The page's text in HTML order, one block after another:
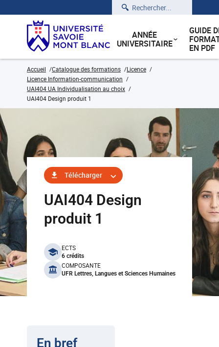
Rechercher
ANNÉE
UNIVERSITAIRE
GUIDE
EN PDF
Accueil Catalogue des formations
Licence
Licence Information-communication
UAI404 UA Individualisation au choix
UAI404 Design produit 1
Télécharger
UAI404 Design
produit 1
benefits
ECTS
6 crédits
COMPOSANTE
UFR Lettres, Langues et Sciences Humaines
En bref